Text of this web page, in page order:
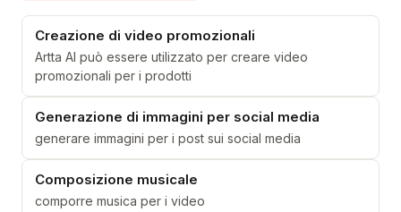
Creazione di video promozionali
Artta AI può essere utilizzato per creare video
promozionali per i prodotti
Generazione di immagini per social media
generare immagini per i post sui social media
Composizione musicale
comporre musica per i video